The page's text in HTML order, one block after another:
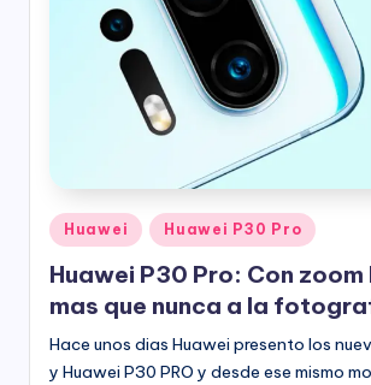
Publicado
en
Huawei Huawei P30 Pro
Huawei P30 Pro: Con
mas que nunca a la
Hace unos dias Huawei presento los
y Huawei P30 PRO y desde ese mismo